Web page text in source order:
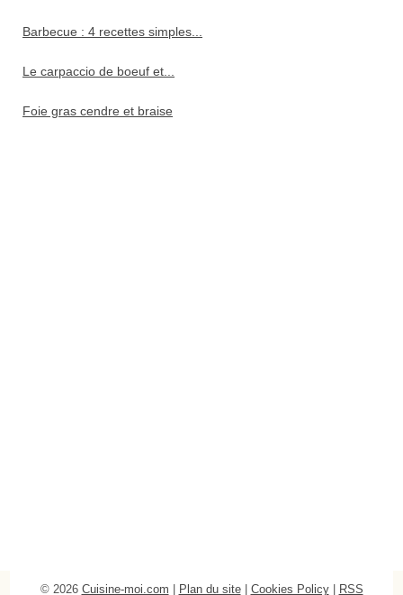
Barbecue : 4 recettes simples...
Le carpaccio de boeuf et...
Foie gras cendre et braise
© 2026 Cuisine-moi.com Plan du site| Cookies Policy| RSS